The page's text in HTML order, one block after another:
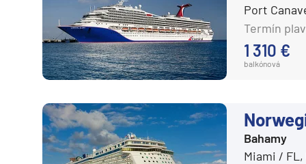
Port
Termín
1 310 €
balkónová
Bahamy
Miami / FL,